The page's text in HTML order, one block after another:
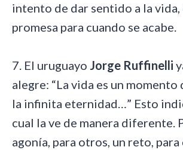
intento de dar sentido a la vida,
promesa para cuando se acabe.
7. El uruguayo Jorge Ruffinelli
alegre: “La vida es un momento
la infinita eternidad…” Esto
cual la ve de manera diferente.
agonía, para otros, un reto, para